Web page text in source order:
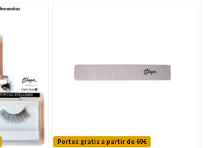
Portes gratis a partir de 69€